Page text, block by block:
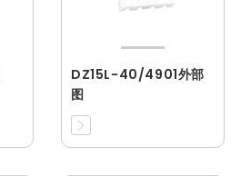
DZ15L-40/4901外部
图